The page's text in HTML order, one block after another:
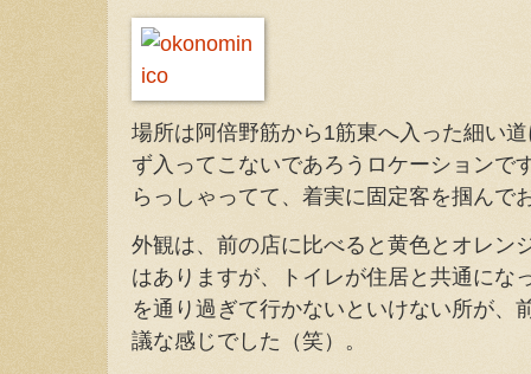
場所は阿倍野筋から1筋東へ入った細い
ず入ってこないであろうロケーションで
らっしゃってて、着実に固定客を掴んで
外観は、前の店に比べると黄色とオレン
はありますが、トイレが住居と共通にな
を通り過ぎて行かないといけない所が、
議な感じでした（笑）。